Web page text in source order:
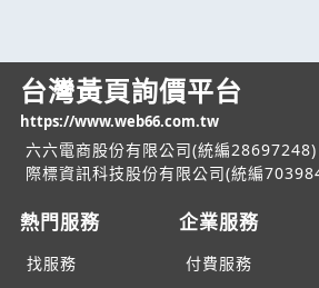
台灣黃頁詢價平台
https://www.web66.com.tw
六六電商股份有限公司(統編28697248)
際標資訊科技股份有限公司(統編
熱門服務
找服務
企業服務
付費服務